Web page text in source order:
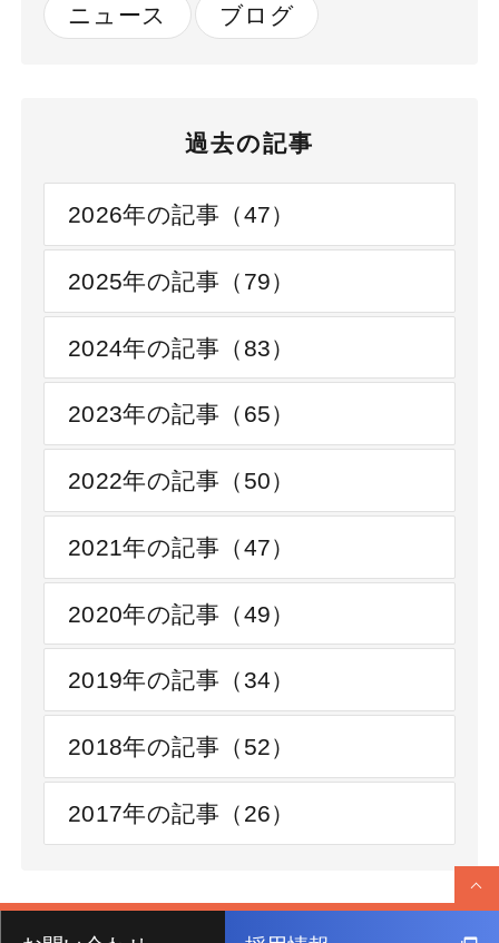
ニュース ブログ
過去の記事
2026年の記事（47）
2025年の記事（79）
2024年の記事（83）
2023年の記事（65）
2022年の記事（50）
2021年の記事（47）
2020年の記事（49）
2019年の記事（34）
2018年の記事（52）
2017年の記事（26）